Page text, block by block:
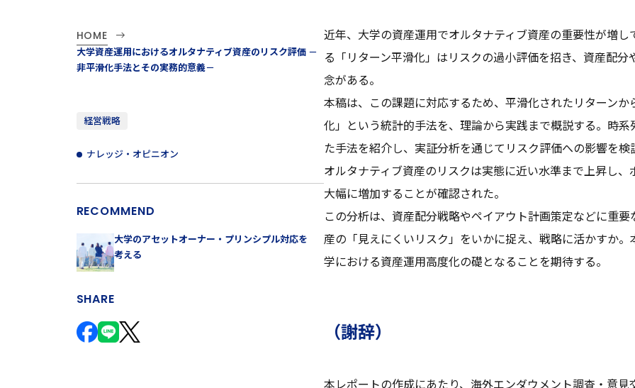
HOME
大学資産運用におけるオルタナティブ資産のリスク評価 －
非平滑化手法とその実務的意義－
経営戦略
ナレッジ・オピニオン
RECOMMEND
大学のアセットオーナー・プリンシプル対応を
考える
SHARE
近年、大学の資産運用でオルタナティブ資産の重要性が増
る「リターン平滑化」はリスクの過小評価を招き、資産配
念がある。
本稿は、この課題に対応するため、平滑化されたリターン
化」という統計的手法を、理論から実践まで概説する。時
た手法を紹介し、実証分析を通じてリスク評価への影響を
オルタナティブ資産のリスクは実態に近い水準まで上昇し
大幅に増加することが確認された。
この分析は、資産配分戦略やペイアウト計画策定などに重
産の「見えにくいリスク」をいかに捉え、戦略に活かすか
学における資産運用高度化の礎となることを期待する。
（謝辞）
本レポートの作成にあたり、海外エンダウメント調査・意